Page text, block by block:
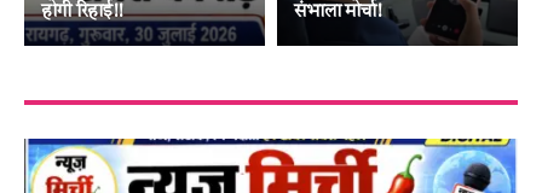
होगी रिहाई!!
संभाला मोर्चा!